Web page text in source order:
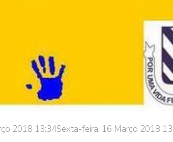
2018 13:34Sexta-feira, 16 Março 2018